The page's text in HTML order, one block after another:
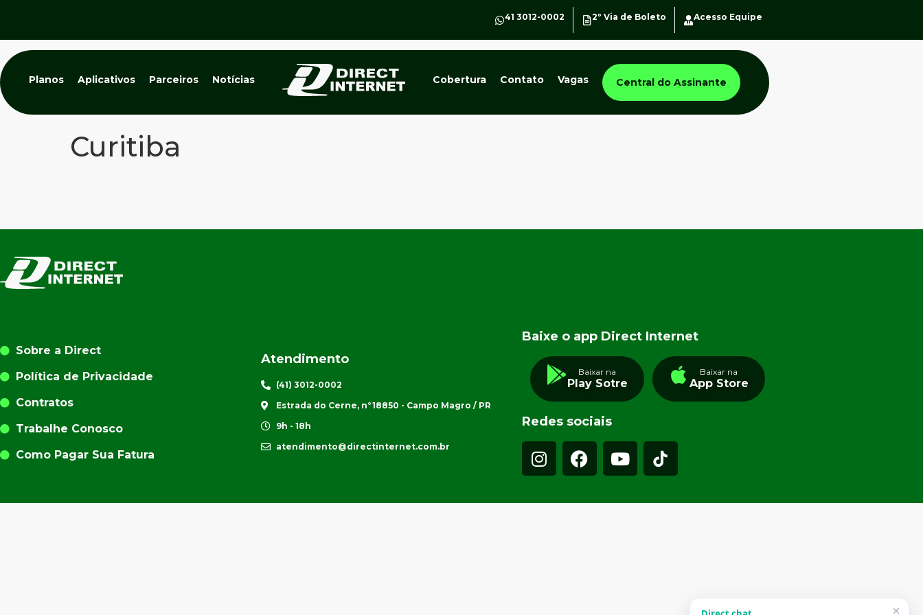
41 3012-0002 2º Via de Boleto Acesso Equipe
Planos Aplicativos Parceiros Notícias Cobertura Contato Vagas Central do Assinante
Curitiba
Sobre a Direct
Política de Privacidade
Contratos
Trabalhe Conosco
Como Pagar Sua Fatura
Atendimento
(41) 3012-0002
Estrada do Cerne, n°18850 - Campo Magro / PR
9h - 18h
atendimento@directinternet.com.br
Baixe o app Direct Internet
Baixar na
Play Sotre
Baixar na
App Store
Redes sociais